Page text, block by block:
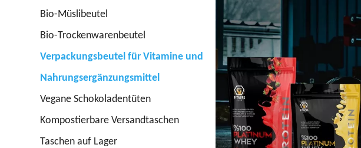
Bio-Müslibeutel
Bio-Trockenwarenbeutel
Verpackungsbeutel für Vitamine und
Nahrungsergänzungsmittel
Vegane Schokoladentüten
Kompostierbare Versandtaschen
Taschen auf Lager